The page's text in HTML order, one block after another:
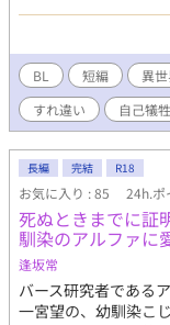
すじ 旦那様は、亡く
究者の彼を支える
が特効薬を完成させ
を離れ事故で命を落
生時代に戻っていた
憧れのクライヴ先輩
せる」 僕の記憶にあ
ことができる。そう
もなく、彼女と幸せ
自身の恋心を殺し、
なぜか今回の先輩は
を「虫酸が走る」と
か、旦那様。僕はた
互いに相手を想うが
えて、臆病な愛が奇
BL 短編 異
すれ違い
自己犠牲
長編 完結 R18
お気に入り : 85 24h.ポ
死ぬときまでに
馴染のアルファに
逢坂常
バース研究者である
一宮望の、幼馴染こ